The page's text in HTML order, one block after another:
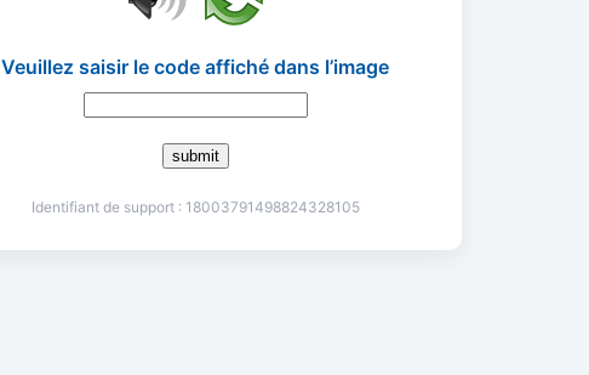
Veuillez saisir le code affiché dans l’image
submit
Identifiant de support : 18003791498824328105